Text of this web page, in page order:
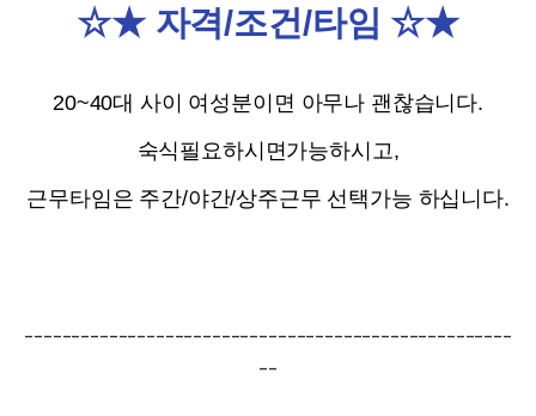
☆★ 자격/조건/타임 ☆★
20~40대 사이 여성분이면 아무나 괜찮습니다.
숙식필요하시면가능하시고,
근무타임은 주간/야간/상주근무 선택가능 하십니다.
----------------------------------------------------
--